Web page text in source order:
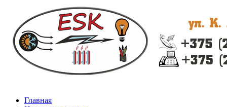
Главная